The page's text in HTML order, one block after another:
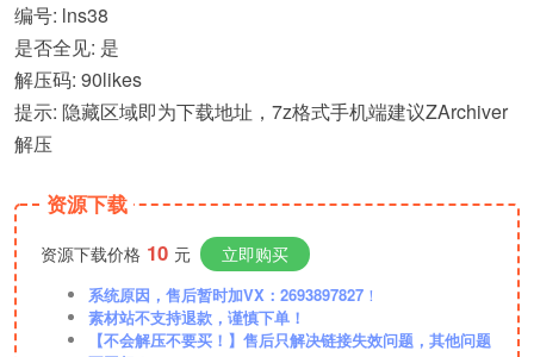
编号: lns38
是否全见: 是
解压码: 90likes
提示: 隐藏区域即为下载地址，7z格式手机端建议ZArchiver
解压
资源下载
资源下载价格 10 元 立即购买
系统原因，售后暂时加VX：2693897827 ！
素材站不支持退款，谨慎下单！
【不会解压不要买！】售后只解决链接失效问题，其他问题